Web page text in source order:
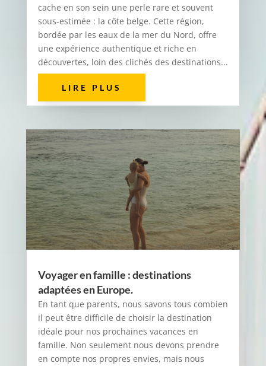
cache en son sein une perle rare et souvent
sous-estimée : la côte belge. Cette région,
bordée par les eaux de la mer du Nord, offre
une expérience authentique et riche en
découvertes, loin des clichés des destinations...
LIRE PLUS
Voyager en famille : destinations
adaptées en Europe.
En tant que parents, nous savons tous combien
il peut être difficile de choisir la destination
idéale pour nos prochaines vacances en
famille. Non seulement nous devons prendre
en compte nos propres envies, mais nous